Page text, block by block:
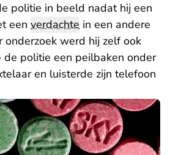
politie in beeld nadat hij een
een verdachte in een andere
onderzoek werd hij zelf ook
politie een peilbaken onder
en luisterde zijn telefoon